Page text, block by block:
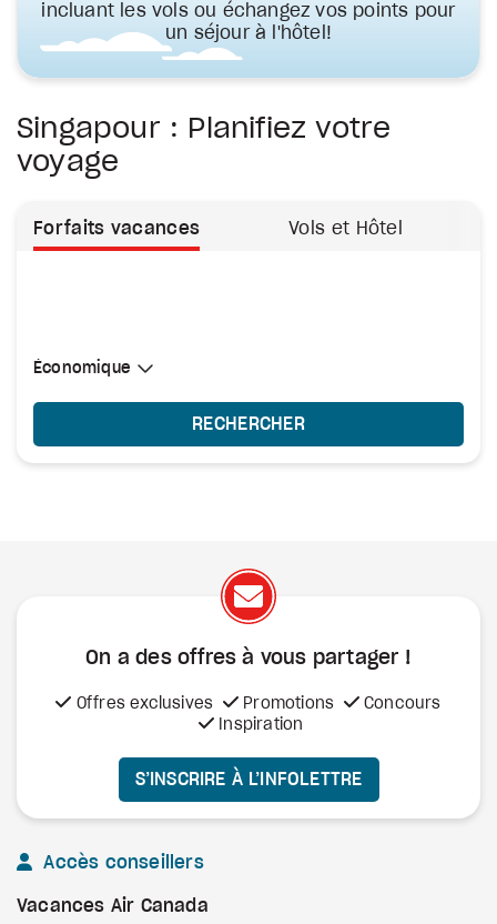
incluant les vols ou échangez vos points pour
un séjour à l'hôtel!
Singapour : Planifiez votre
voyage
Forfaits vacances Vols et Hôtel
Sélectionner une cabine
Économique
Économique
RECHERCHER
On a des offres à vous partager !
Offres exclusives Promotions
Concours
Inspiration
S’INSCRIRE À L’INFOLETTRE
Accès conseillers
Vacances Air Canada